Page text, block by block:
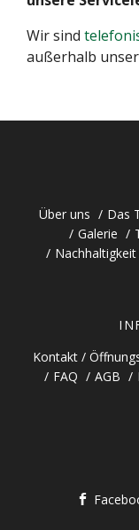
Wir sind
außerhalb
Über uns
Das
Galerie
Nachhaltigkeit
Kontakt /
FAQ
AGB